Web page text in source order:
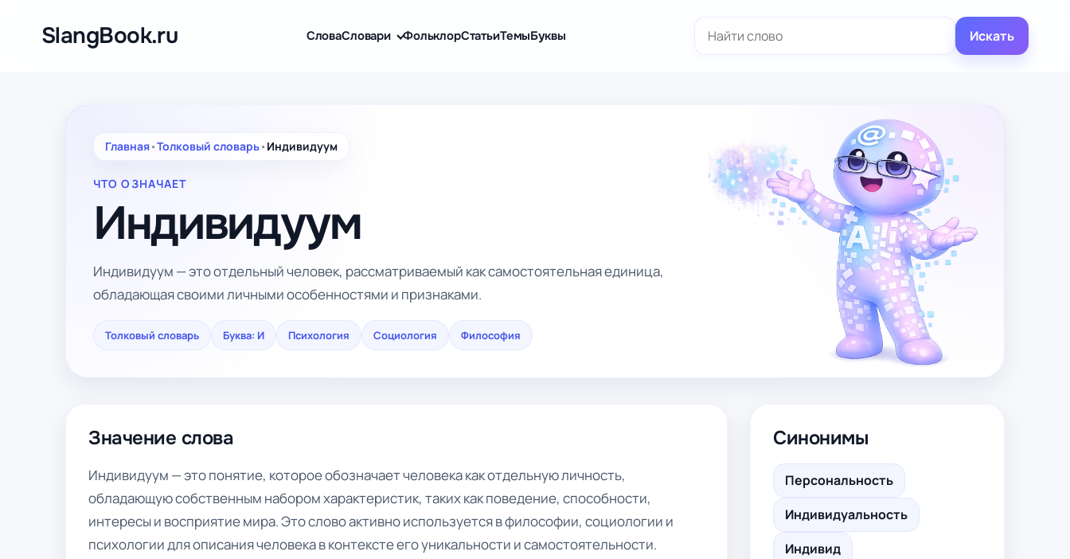
содержимомуSlangBook.ru СловаСловари ФольклорСтатьиТемыБуквы Искать
Главная•Толковый словарь• Индивидуум
ЧТО ОЗНАЧАЕТ
Индивидуум
Индивидуум — это отдельный человек, рассматриваемый как самостоятельная единица,
обладающая своими личными особенностями и признаками.
Толковый словарь Буква: И Психология Социология Философия
Значение слова
Индивидуум — это понятие, которое обозначает человека как отдельную личность,
обладающую собственным набором характеристик, таких как поведение, способности,
интересы и восприятие мира. Это слово активно используется в философии, социологии и
психологии для описания человека в контексте его уникальности и самостоятельности.
Синонимы
Персональность
Индивидуальность
Индивид